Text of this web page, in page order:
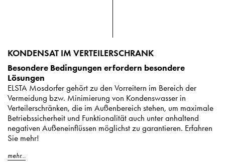
KONDENSAT IM VERTEILERSCHRANK
Besondere Bedingungen erfordern besondere
Lösungen
ELSTA Mosdorfer gehört zu den Vorreitern im Bereich der
Vermeidung bzw. Minimierung von Kondenswasser in
Verteilerschränken, die im Außenbereich stehen, um maximale
Betriebssicherheit und Funktionalität auch unter anhaltend
negativen Außeneinflüssen möglichst zu garantieren. Erfahren
Sie mehr!
mehr...